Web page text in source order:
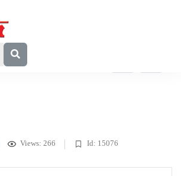
কাম্য
Views: 266 Id: 15076